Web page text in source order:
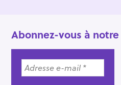
Abonnez-vous à